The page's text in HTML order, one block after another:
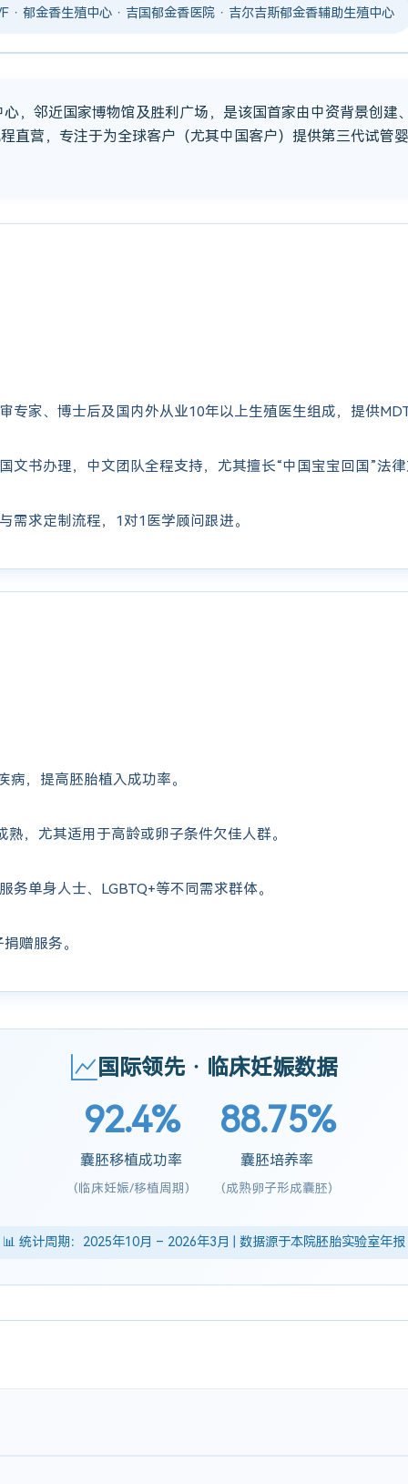
· 郁金香生殖中心 · 吉国郁金香医院 · 吉尔吉斯郁金香辅助生殖中心
，邻近国家博物馆及胜利广场，是该国首家由中资背景创建
直营，专注于为全球客户（尤其中国客户）提供第三代试管
专家、博士后及国内外从业10年以上生殖医生组成，提供
文书办理，中文团队全程支持，尤其擅长“中国宝宝回国”法
需求定制流程，1对1医学顾问跟进。
病，提高胚胎植入成功率。
熟，尤其适用于高龄或卵子条件欠佳人群。
务单身人士、LGBTQ+等不同需求群体。
赠服务。
国际领先 · 临床妊娠数据
92.4%
囊胚移植成功率
(临床妊娠/移植周期)
88.75%
囊胚培养率
(成熟卵子形成囊胚)
📊 统计周期：2025年10月 – 2026年3月 | 数据源于本院胚胎实验室年报